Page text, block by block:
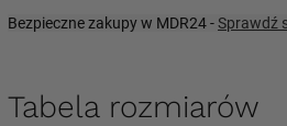
Bezpieczne zakupy w MDR24 -Sprawdź
Tabela rozmiarów